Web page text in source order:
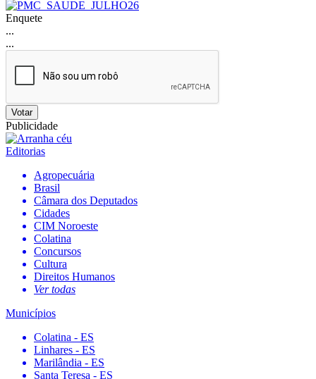
Enquete
...
...
Votar
Publicidade
Editorias
Agropecuária
Brasil
Câmara dos Deputados
Cidades
CIM Noroeste
Colatina
Concursos
Cultura
Direitos Humanos
Ver todas
Municípios
Colatina - ES
Linhares - ES
Marilândia - ES
Santa Teresa - ES